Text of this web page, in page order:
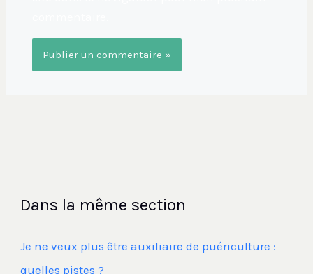
Dans la même section
Je ne veux plus être auxiliaire de puériculture :
quelles pistes ?